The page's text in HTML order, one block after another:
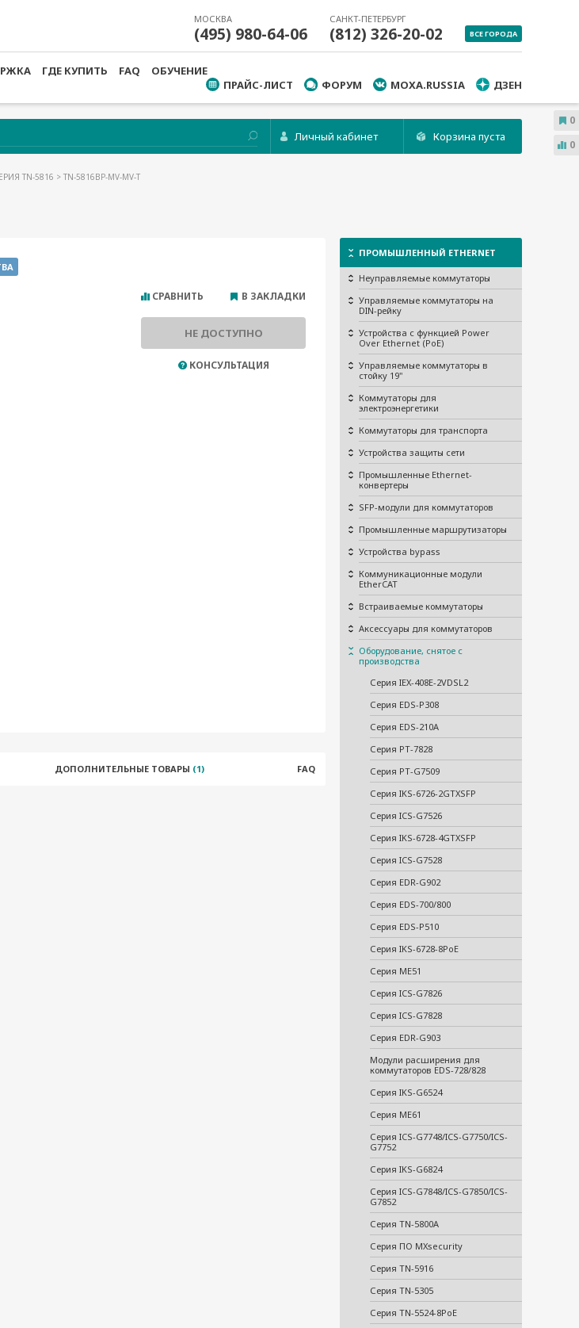
МОСКВА
(495) 980-64-06
САНКТ-ПЕТЕРБУРГ
(812) 326-20-02 ВСЕ ГОРОДА
ГДЕ КУПИТЬ FAQ
ОБУЧЕНИЕ
ПРАЙС-ЛИСТ
ФОРУМ MOXA.RUSSIA ДЗЕН
Личный кабинет Корзина пуста
TN-5816 > TN-5816BP-MV-MV-T
ПРОМЫШЛЕННЫЙ ETHERNET
Неуправляемые коммутаторы
Управляемые коммутаторы на
DIN-рейку
Устройства с функцией Power
Over Ethernet (PoE)
Управляемые коммутаторы в
стойку 19"
Коммутаторы для
электроэнергетики
Коммутаторы для транспорта
Устройства защиты сети
Промышленные Ethernet-
конвертеры
SFP-модули для коммутаторов
Промышленные маршрутизаторы
Устройства bypass
Коммуникационные модули
EtherCAT
Встраиваемые коммутаторы
Аксессуары для коммутаторов
Оборудование, снятое с
производства
Серия IEX-408E-2VDSL2
Серия EDS-P308
Серия EDS-210A
Серия PT-7828
Серия PT-G7509
Серия IKS-6726-2GTXSFP
Серия ICS-G7526
Серия IKS-6728-4GTXSFP
Серия ICS-G7528
Серия EDR-G902
Серия EDS-700/800
Серия EDS-P510
Серия IKS-6728-8PoE
Серия ME51
Серия ICS-G7826
Серия ICS-G7828
Серия EDR-G903
Модули расширения для
коммутаторов EDS-728/828
Серия IKS-G6524
Серия ME61
Серия ICS-G7748/ICS-G7750/ICS-
G7752
Серия IKS-G6824
Серия ICS-G7848/ICS-G7850/ICS-
G7852
Серия TN-5800A
Серия ПО MXsecurity
Серия TN-5916
Серия TN-5305
Серия TN-5524-8PoE
СРАВНИТЬ В ЗАКЛАДКИ
НЕ ДОСТУПНО
КОНСУЛЬТАЦИЯ
ДОПОЛНИТЕЛЬНЫЕ ТОВАРЫ (1) FAQ
0
0